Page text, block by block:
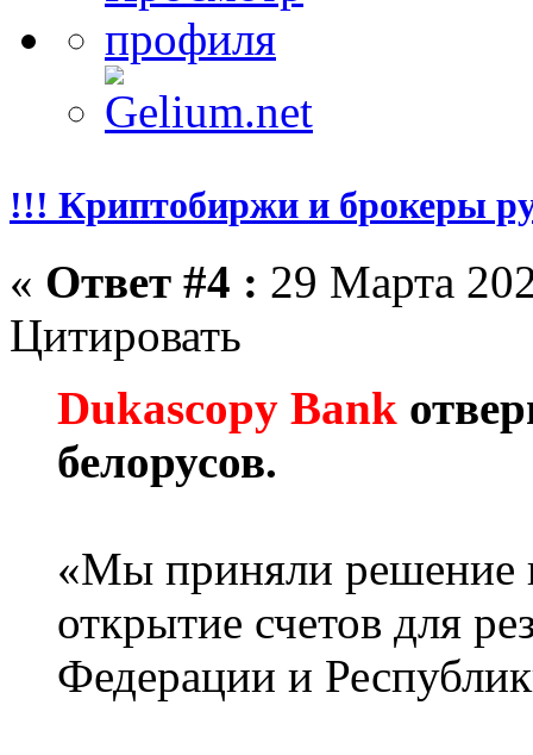
!!! Криптобиржи и брокеры
« Ответ #4 : 29 Марта
Цитировать
Dukascopy Bank
белорусов.
«Мы приняли решение
открытие счетов для
Федерации и